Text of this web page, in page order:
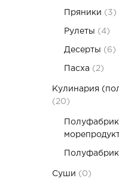
Пряники (3)
Рулеты (4)
Десерты (6)
Пасха (2)
Кулинария
(20)
Суши (0)